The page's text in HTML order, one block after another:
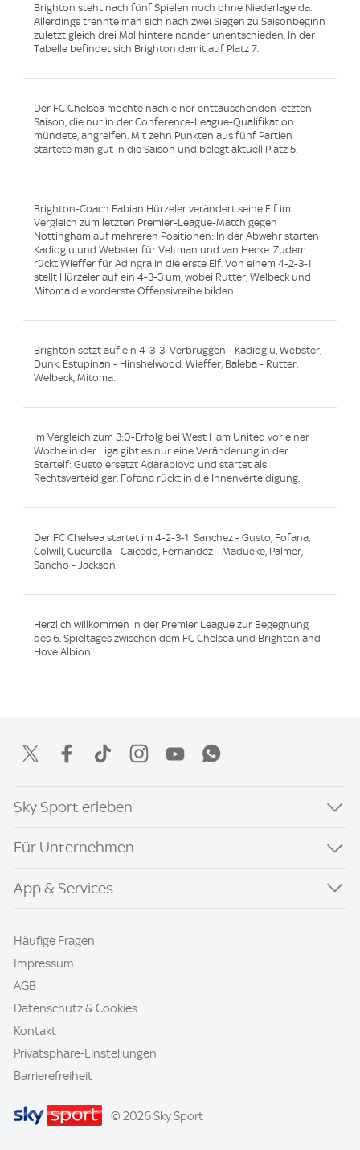
Brighton steht nach fünf Spielen noch ohne Niederlage da.
Allerdings trennte man sich nach zwei Siegen zu Saisonbeginn
zuletzt gleich drei Mal hintereinander unentschieden. In der
Tabelle befindet sich Brighton damit auf Platz 7.
Der FC Chelsea möchte nach einer enttäuschenden letzten
Saison, die nur in der Conference-League-Qualifikation
mündete, angreifen. Mit zehn Punkten aus fünf Partien
startete man gut in die Saison und belegt aktuell Platz 5.
Brighton-Coach Fabian Hürzeler verändert seine Elf im
Vergleich zum letzten Premier-League-Match gegen
Nottingham auf mehreren Positionen: In der Abwehr starten
Kadioglu und Webster für Veltman und van Hecke. Zudem
rückt Wieffer für Adingra in die erste Elf. Von einem 4-2-3-1
stellt Hürzeler auf ein 4-3-3 um, wobei Rutter, Welbeck und
Mitoma die vorderste Offensivreihe bilden.
Brighton setzt auf ein 4-3-3: Verbruggen - Kadioglu, Webster,
Dunk, Estupinan - Hinshelwood, Wieffer, Baleba - Rutter,
Welbeck, Mitoma.
Im Vergleich zum 3:0-Erfolg bei West Ham United vor einer
Woche in der Liga gibt es nur eine Veränderung in der
Startelf: Gusto ersetzt Adarabioyo und startet als
Rechtsverteidiger. Fofana rückt in die Innenverteidigung.
Der FC Chelsea startet im 4-2-3-1: Sanchez - Gusto, Fofana,
Colwill, Cucurella - Caicedo, Fernandez - Madueke, Palmer,
Sancho - Jackson.
Herzlich willkommen in der Premier League zur Begegnung
des 6. Spieltages zwischen dem FC Chelsea und Brighton and
Hove Albion.
Sky Sport erleben
Für Unternehmen
App & Services
Häufige Fragen
Impressum
AGB
Datenschutz & Cookies
Kontakt
Privatsphäre-Einstellungen
Barrierefreiheit
© 2026 Sky Sport